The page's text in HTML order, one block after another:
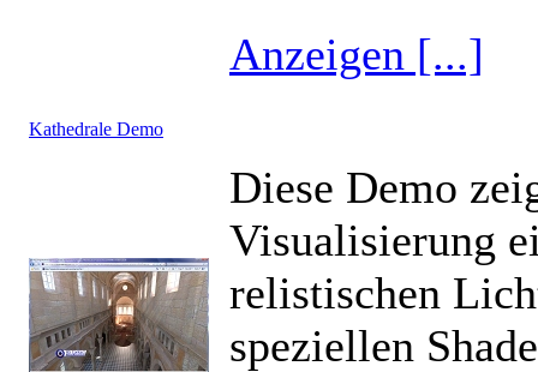
Anzeigen [...]
Kathedrale Demo
Diese Demo
Visualisierung
relistischen
speziellen